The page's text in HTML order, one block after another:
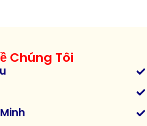
Chúng Tôi